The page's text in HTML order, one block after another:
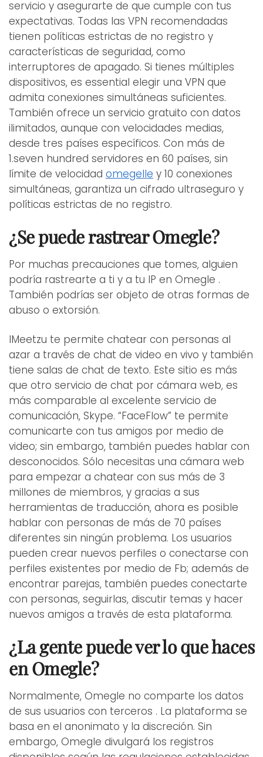
servicio y asegurarte de que cumple con tus
expectativas. Todas las VPN recomendadas
tienen políticas estrictas de no registro y
características de seguridad, como
interruptores de apagado. Si tienes múltiples
dispositivos, es essential elegir una VPN que
admita conexiones simultáneas suficientes.
También ofrece un servicio gratuito con datos
ilimitados, aunque con velocidades medias,
desde tres países específicos. Con más de
1.seven hundred servidores en 60 países, sin
límite de velocidad omegelle y 10 conexiones
simultáneas, garantiza un cifrado ultraseguro y
políticas estrictas de no registro.
¿Se puede rastrear Omegle?
Por muchas precauciones que tomes, alguien
podría rastrearte a ti y a tu IP en Omegle .
También podrías ser objeto de otras formas de
abuso o extorsión.
IMeetzu te permite chatear con personas al
azar a través de chat de video en vivo y también
tiene salas de chat de texto. Este sitio es más
que otro servicio de chat por cámara web, es
más comparable al excelente servicio de
comunicación, Skype. “FaceFlow” te permite
comunicarte con tus amigos por medio de
video; sin embargo, también puedes hablar con
desconocidos. Sólo necesitas una cámara web
para empezar a chatear con sus más de 3
millones de miembros, y gracias a sus
herramientas de traducción, ahora es posible
hablar con personas de más de 70 países
diferentes sin ningún problema. Los usuarios
pueden crear nuevos perfiles o conectarse con
perfiles existentes por medio de Fb; además de
encontrar parejas, también puedes conectarte
con personas, seguirlas, discutir temas y hacer
nuevos amigos a través de esta plataforma.
¿La gente puede ver lo que haces
en Omegle?
Normalmente, Omegle no comparte los datos
de sus usuarios con terceros . La plataforma se
basa en el anonimato y la discreción. Sin
embargo, Omegle divulgará los registros